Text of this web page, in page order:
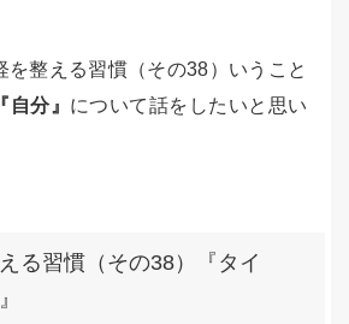
を整える習慣（その38）いうこと
自分』 について話をしたいと思い
る習慣（その38）『タイ